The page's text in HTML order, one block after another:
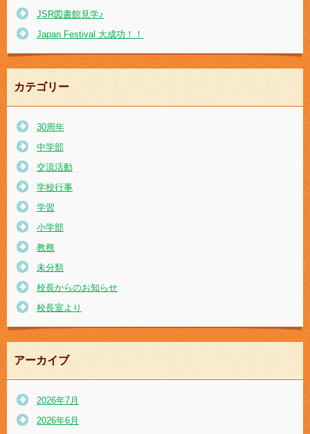
JSR図書館見学♪
Japan Festival 大成功！！
カテゴリー
30周年
中学部
交流活動
学校行事
学習
小学部
教務
未分類
校長からのお知らせ
校長室より
アーカイブ
2026年7月
2026年6月